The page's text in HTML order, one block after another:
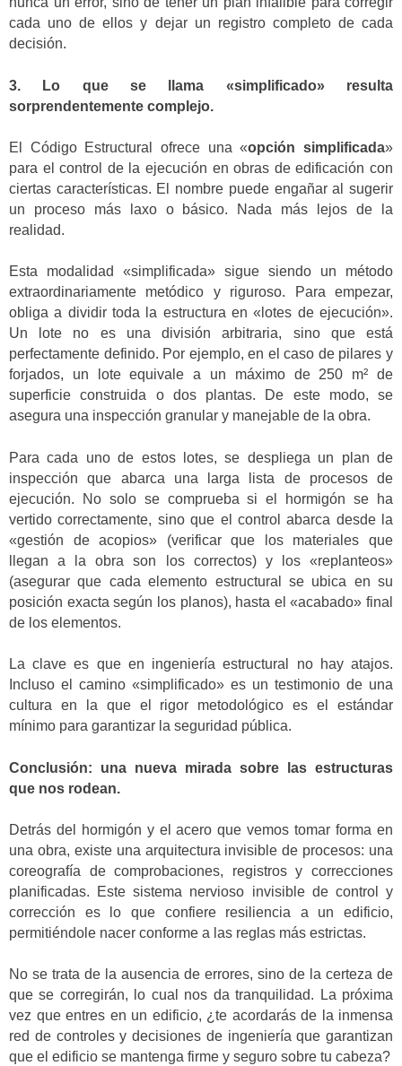
cada uno de ellos y dejar un registro completo de cada
decisión.
3. Lo que se llama «simplificado» resulta
sorprendentemente complejo.
El Código Estructural ofrece una «opción simplificada»
para el control de la ejecución en obras de edificación con
ciertas características. El nombre puede engañar al sugerir
un proceso más laxo o básico. Nada más lejos de la
realidad.
Esta modalidad «simplificada» sigue siendo un método
extraordinariamente metódico y riguroso. Para empezar,
obliga a dividir toda la estructura en «lotes de ejecución».
Un lote no es una división arbitraria, sino que está
perfectamente definido. Por ejemplo, en el caso de pilares y
forjados, un lote equivale a un máximo de 250 m² de
superficie construida o dos plantas. De este modo, se
asegura una inspección granular y manejable de la obra.
Para cada uno de estos lotes, se despliega un plan de
inspección que abarca una larga lista de procesos de
ejecución. No solo se comprueba si el hormigón se ha
vertido correctamente, sino que el control abarca desde la
«gestión de acopios» (verificar que los materiales que
llegan a la obra son los correctos) y los «replanteos»
(asegurar que cada elemento estructural se ubica en su
posición exacta según los planos), hasta el «acabado» final
de los elementos.
La clave es que en ingeniería estructural no hay atajos.
Incluso el camino «simplificado» es un testimonio de una
cultura en la que el rigor metodológico es el estándar
mínimo para garantizar la seguridad pública.
Conclusión: una nueva mirada sobre las estructuras
que nos rodean.
Detrás del hormigón y el acero que vemos tomar forma en
una obra, existe una arquitectura invisible de procesos: una
coreografía de comprobaciones, registros y correcciones
planificadas. Este sistema nervioso invisible de control y
corrección es lo que confiere resiliencia a un edificio,
permitiéndole nacer conforme a las reglas más estrictas.
No se trata de la ausencia de errores, sino de la certeza de
que se corregirán, lo cual nos da tranquilidad. La próxima
vez que entres en un edificio, ¿te acordarás de la inmensa
red de controles y decisiones de ingeniería que garantizan
que el edificio se mantenga firme y seguro sobre tu cabeza?